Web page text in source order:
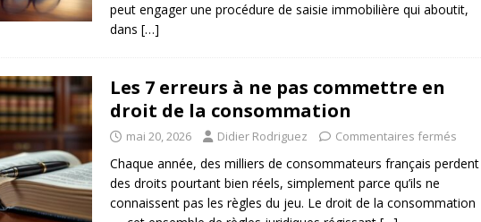
peut engager une procédure de saisie immobilière qui aboutit,
dans […]
Les 7 erreurs à ne pas commettre en
droit de la consommation
mai 20, 2026 Didier Rodriguez Commentaires fermés
Chaque année, des milliers de consommateurs français perdent
des droits pourtant bien réels, simplement parce qu’ils ne
connaissent pas les règles du jeu. Le droit de la consommation